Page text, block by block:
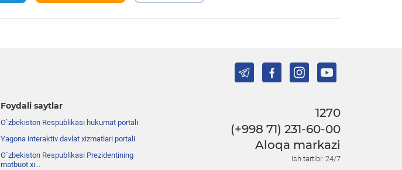
Foydali saytlar
O`zbekiston Respublikasi hukumat portali
Yagona interaktiv davlat xizmatlari portali
O`zbekiston Respublikasi Prezidentining
matbuot xi...
1270
(+998 71) 231-60-00
Aloqa markazi
Ish tartibi: 24/7